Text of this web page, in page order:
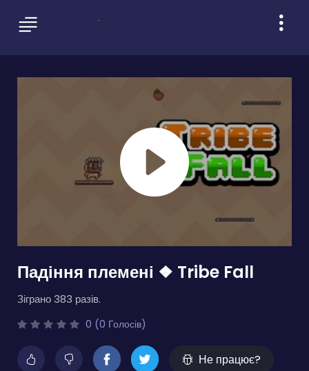
Падіння племені ❖ Tribe Fall
Зіграно 383 разів.
0 (0 Голосів)
Не працює?